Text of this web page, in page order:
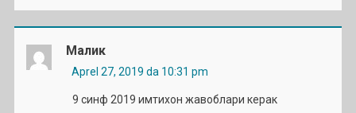
Малик
Aprel 27, 2019 da 10:31 pm
9 синф 2019 имтихон жавоблари керак